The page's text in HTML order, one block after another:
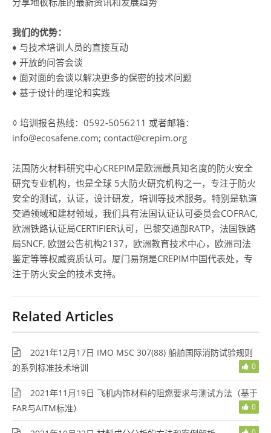
我们的优势：
♦ 与技术培训人员的直接互动
♦ 开放的问答会谈
♦ 面对面的会谈以解决更多的保密的技术问题
♦ 基于设计的理论和实践
◊ 培训报名热线：0592-5056211 或者邮箱：
info@ecosafene.com; contact@crepim.org
法国防火材料研究中心CREPIM是欧洲最具知名度的防火安全
研究专业机构，也是全球 5大防火研究机构之一，专注于防火
安全的测试，认证，设计研发，培训等技术服务。特别是轨道
交通领域和建材领域，我们具有法国认证认可委员会COFRAC,
欧洲铁路认证局CERTIFIER认可，巴黎交通部RATP，法国铁路
局SNCF, 欧盟公告机构2137，欧洲教育技术中心，欧洲司法
鉴定等等权威资质认可。厦门易朔是CREPIM中国代表处，专
注于防火安全的技术支持。
Related Articles
2021年12月17日 IMO MSC 307(88) 船舶国际消防试验规则
的系列标准技术培训
0
2021年11月19日 飞机内饰材料的阻燃要求与测试方法（基于
FAR与AITM标准）
0